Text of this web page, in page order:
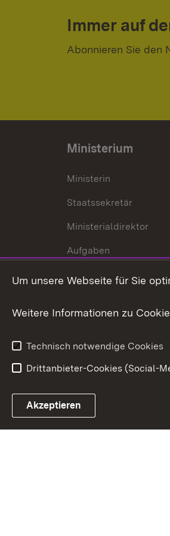
Immer auf
Abonnieren Sie den
Ministerium
Ministerin
Staatssekretär
Ministerialdirektor
Aufgaben
Internationale
Link zum Landesportal
Um unsere Webseite für Sie
Weitere Informationen zu
Technisch notwendige Cookies
Drittanbieter-Cookies (Social-
Akzeptieren